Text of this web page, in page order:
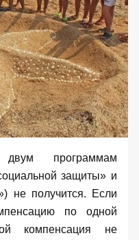
программам
защиты» и
не получится. Если
по одной
компенсация не